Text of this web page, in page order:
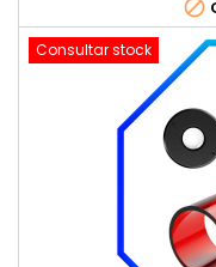

Consultar stock